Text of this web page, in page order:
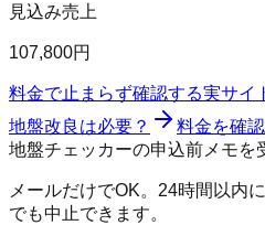
見込み売上
107,800円
料金で止まらず確認する実サイ
地盤改良は必要？
料金を確
地盤チェッカーの申込前メモを
メールだけでOK。24時間以内
でも中止できます。